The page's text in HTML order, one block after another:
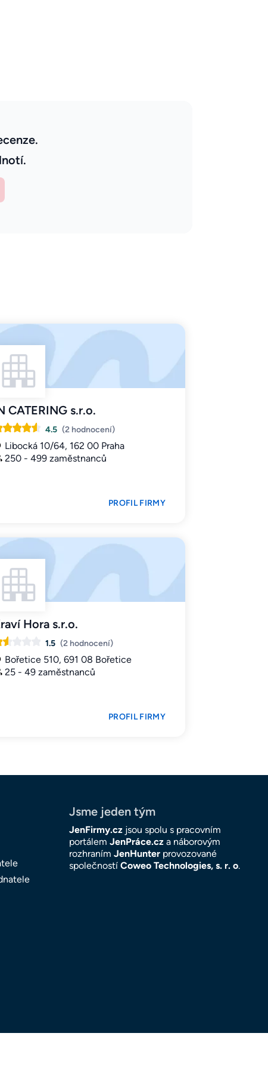
CATERING s.r.o.
4.5 (2 hodnocení)
Libocká 10/64, 162 00 Praha
250 - 499 zaměstnanců
PROFIL FIRMY
Hora s.r.o.
1.5 (2 hodnocení)
Bořetice 510, 691 08 Bořetice
25 - 49 zaměstnanců
PROFIL FIRMY
Jsme jeden tým
JenFirmy.cz jsou spolu s pracovním
portálem JenPráce.cz a náborovým
rozhraním JenHunter provozované
společností Coweo Technologies, s. r. o.